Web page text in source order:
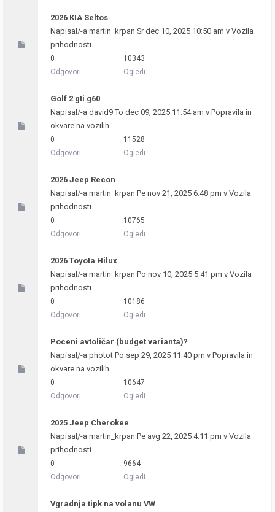
2026 KIA Seltos
Napisal/-a martin_krpan Sr dec 10, 2025 10:50 am v Vozila
prihodnosti
0
Odgovori
10343
Ogledi
Golf 2 gti g60
Napisal/-a david9To dec 09, 2025 11:54 am v Popravila in
okvare na vozilih
0
Odgovori
11528
Ogledi
2026 Jeep Recon
Napisal/-a martin_krpan Pe nov 21, 2025 6:48 pm v Vozila
prihodnosti
0
Odgovori
10765
Ogledi
2026 Toyota Hilux
Napisal/-a martin_krpan Po nov 10, 2025 5:41 pm v Vozila
prihodnosti
0
Odgovori
10186
Ogledi
Poceni avtoličar (budget varianta)?
Napisal/-a photot Po sep 29, 2025 11:40 pm v Popravila in
okvare na vozilih
0
Odgovori
10647
Ogledi
2025 Jeep Cherokee
Napisal/-a martin_krpan Pe avg 22, 2025 4:11 pm v Vozila
prihodnosti
0
Odgovori
9664
Ogledi
Vgradnja tipk na volanu VW